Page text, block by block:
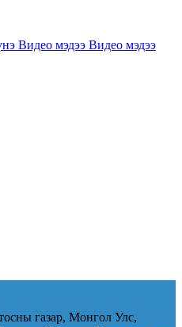
Видео мэдээ Видео мэдээ
газар, Монгол Улс,